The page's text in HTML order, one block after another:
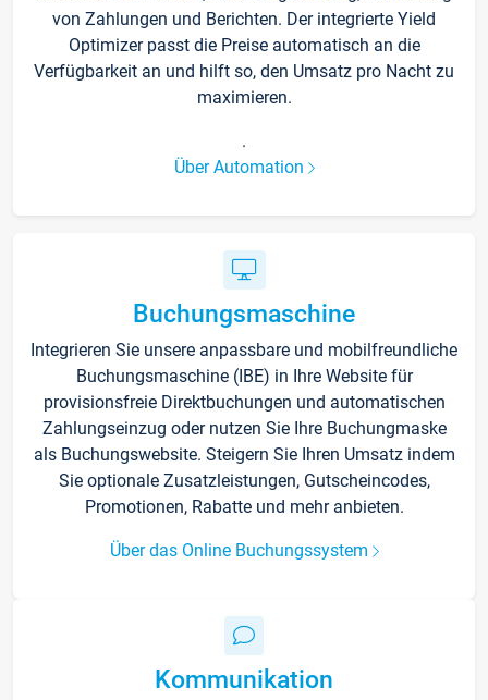
von Zahlungen und Berichten. Der integrierte Yield
Optimizer passt die Preise automatisch an die
Verfügbarkeit an und hilft so, den Umsatz pro Nacht zu
maximieren.
.
Über Automation
Buchungsmaschine
Integrieren Sie unsere anpassbare und mobilfreundliche
Buchungsmaschine (IBE) in Ihre Website für
provisionsfreie Direktbuchungen und automatischen
Zahlungseinzug oder nutzen Sie Ihre Buchungmaske
als Buchungswebsite. Steigern Sie Ihren Umsatz indem
Sie optionale Zusatzleistungen, Gutscheincodes,
Promotionen, Rabatte und mehr anbieten.
Über das Online Buchungssystem
Kommunikation